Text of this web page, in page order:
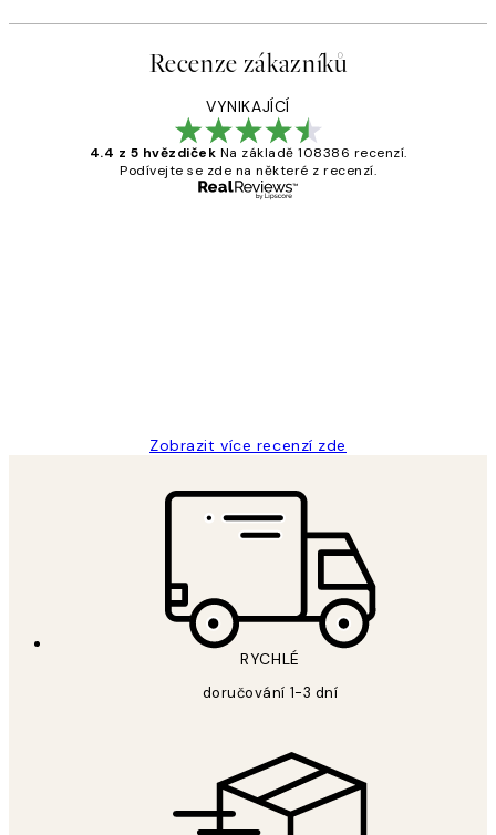
Recenze zákazníků
VYNIKAJÍCÍ
4.4 z 5 hvězdiček Na základě 108386 recenzí.
Podívejte se zde na některé z recenzí.
Zobrazit více recenzí zde
RYCHLÉ
doručování 1-3 dní